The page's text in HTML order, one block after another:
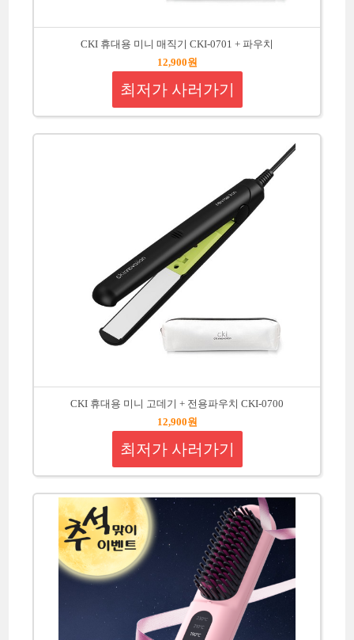
CKI 휴대용 미니 매직기 CKI-0701 + 파우치
12,900원
최저가 사러가기
CKI 휴대용 미니 고데기 + 전용파우치 CKI-0700
12,900원
최저가 사러가기